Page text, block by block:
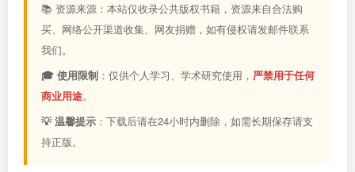
📚 资源来源：本站仅收录公共版权书籍，资源来自合法购
买、网络公开渠道收集、网友捐赠，如有侵权请发邮件联系
我们。
🎓 使用限制 ：仅供个人学习、学术研究使用， 严禁用于任何
商业用途。
💡 温馨提示 ：下载后请在24小时内删除，如需长期保存请支
持正版。